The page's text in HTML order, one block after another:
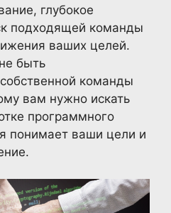
глубокое
подходящей команды
ваших целей.
быть
команды
вам нужно искать
программного
понимает ваши цели и